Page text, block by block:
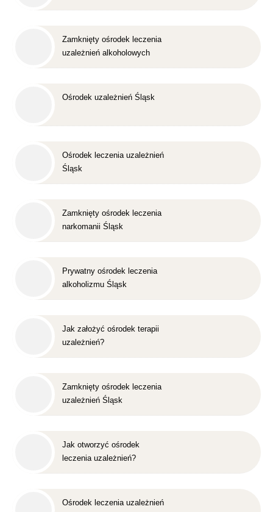
Zamknięty ośrodek leczenia
uzależnień alkoholowych
Ośrodek uzależnień Śląsk
Ośrodek leczenia uzależnień
Śląsk
Zamknięty ośrodek leczenia
narkomanii Śląsk
Prywatny ośrodek leczenia
alkoholizmu Śląsk
Jak założyć ośrodek terapii
uzależnień?
Zamknięty ośrodek leczenia
uzależnień Śląsk
Jak otworzyć ośrodek
leczenia uzależnień?
Ośrodek leczenia uzależnień